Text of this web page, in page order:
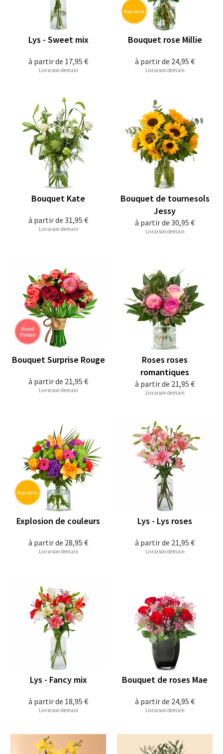
à partir de 17,95 €
Lys - Sweet mix
Livraison demain
à partir de 24,95 €
Bouquet rose Millie
Livraison demain
à partir de 31,95 €
Bouquet Kate
Livraison demain
à partir de 30,95 €
Bouquet de tournesols
Jessy
Livraison demain
à partir de 21,95 €
Bouquet Surprise Rouge
Livraison demain
à partir de 21,95 €
Roses roses
romantiques
Livraison demain
à partir de 28,95 €
Explosion de couleurs
Livraison demain
à partir de 21,95 €
Lys - Lys roses
Livraison demain
à partir de 18,95 €
Lys - Fancy mix
Livraison demain
à partir de 24,95 €
Bouquet de roses Mae
Livraison demain